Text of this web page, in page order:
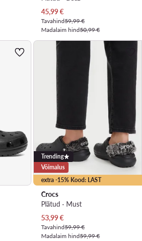
Praegune hind
45,99€
Tavahind59,99 €
Madalaim hind50,99 €
extra -15% Kood: LAST
Trending
Võimalus
Crocs
Plätud · Must
Praegune hind
53,99€
Tavahind59,99 €
Madalaim hind59,99 €